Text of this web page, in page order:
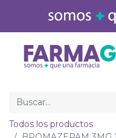
Todos los productos